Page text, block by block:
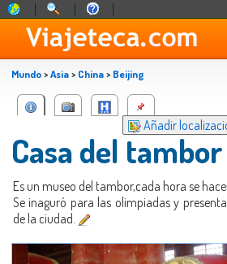
Mundo>Asia> China> Beijing
Añadir
Casa del tambor
Es un museo del tambor,cada hora se
Se inaguró para las olimpiadas y
de la ciudad.